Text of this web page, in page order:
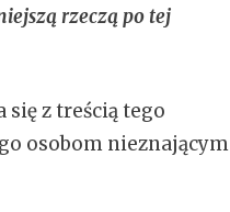
rzeczą po tej
się z treścią tego
osobom nieznającym